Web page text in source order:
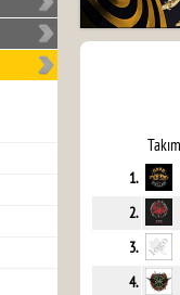
Takım
1.
2.
3.
4.